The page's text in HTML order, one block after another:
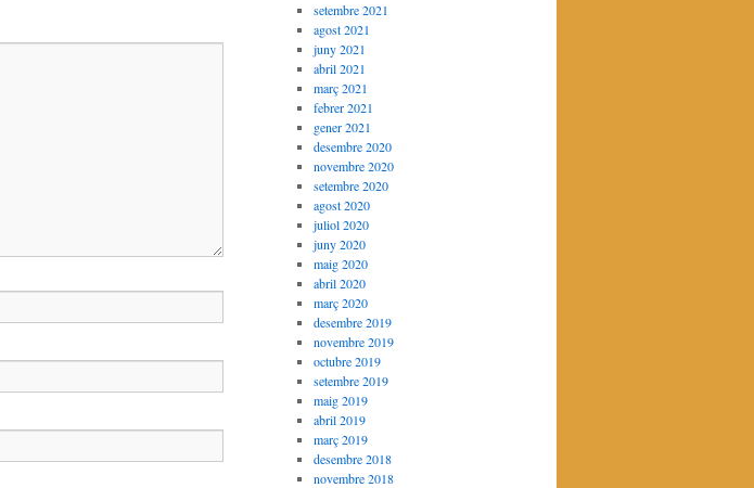
setembre 2021
agost 2021
juny 2021
abril 2021
març 2021
febrer 2021
gener 2021
desembre 2020
novembre 2020
setembre 2020
agost 2020
juliol 2020
juny 2020
maig 2020
abril 2020
març 2020
desembre 2019
novembre 2019
octubre 2019
setembre 2019
maig 2019
abril 2019
març 2019
desembre 2018
novembre 2018